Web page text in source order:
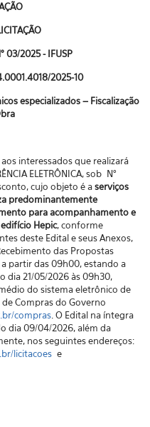
03/2025 - IFUSP
2025-10
especializados – Fiscalização
interessados que realizará
ELETRÔNICA, sob N°
cujo objeto é aserviços
predominantemente
para acompanhamento e
Hepic, conforme
deste Edital e seus Anexos,
das Propostas
partir das 09h00, estando a
dia 21/05/2026 às 09h30,
do sistema eletrônico de
Compras do Governo
compras. O Edital na íntegra
dia 09/04/2026, além da
nos seguintes endereços:
licitacoese